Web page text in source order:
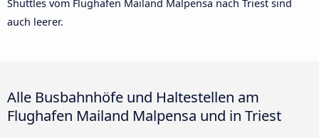
Shuttles vom Flughafen Mailand Malpensa nach Triest sind
auch leerer.
Alle Busbahnhöfe und Haltestellen am
Flughafen Mailand Malpensa und in Triest